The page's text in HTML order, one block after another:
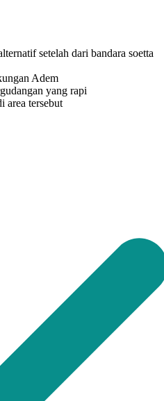
setelah dari bandara soetta
Adem
yang rapi
area tersebut